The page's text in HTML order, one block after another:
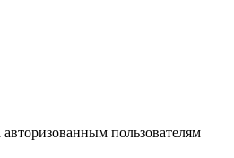
пользователям